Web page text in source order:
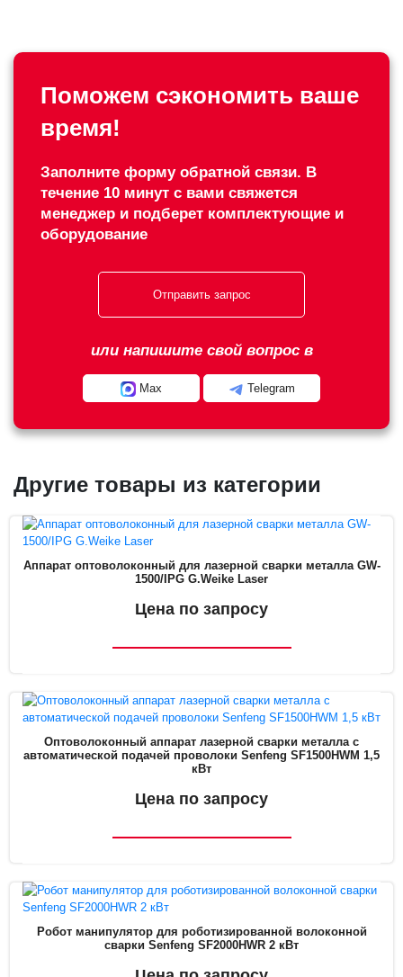
Поможем сэкономить ваше
время!
Заполните форму обратной связи. В
течение 10 минут с вами свяжется
менеджер и подберет комплектующие и
оборудование
Отправить запрос
или напишите свой вопрос в
Max Telegram
Другие товары из категории
Аппарат оптоволоконный для лазерной сварки металла GW-
1500/IPG G.Weike Laser
Цена по запросу
Оптоволоконный аппарат лазерной сварки металла с
автоматической подачей проволоки Senfeng SF1500HWM 1,5
кВт
Цена по запросу
Робот манипулятор для роботизированной волоконной
сварки Senfeng SF2000HWR 2 кВт